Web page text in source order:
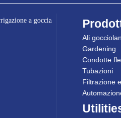
a goccia
Ali
Gardening
Condotte
Tubazioni
Filtrazione